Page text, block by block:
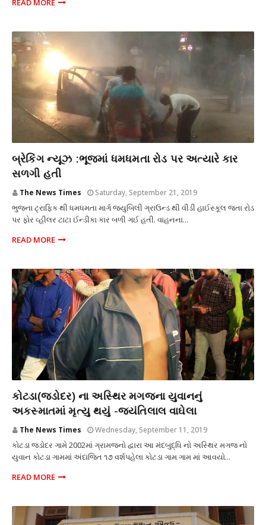
READ MORE
બ્રેકિંગ ન્યૂઝ :ભૂજમાં ધમધમતા રોડ પર અત્યારે કાર
સળગી હતી
The News Times Saturday, September 21, 2019
ભુજના ટ્રાફિક થી ધમધમતા માર્ગ જ્યુબિલી ગ્રાઉન્ડ થી વીડી હાઈસ્કૂલ જતા રોડ
પર ફોર વ્હીલર ટાટા ઈન્ડીકા કાર બળી ગઈ હતી. વાહનના...
READ MORE
કોટડા(જડોદર) ના અસ્થિર મગજના યુવાનનું
અકસ્માતમાં મૃત્યુ થયું -જયંતિલાલ વાઘેલા
The News Times Wednesday, September 11, 2019
કોટડા જડોદર ગામે 2002માં ગ્રામજનો દ્વારા આ મંદબુદ્ધિ નો અસ્થિર મગજ નો
યુવાન કોટડા ગામમાં અંદાજિત ૧૭ વર્શપહેલા કોટડા ગામ ગામ માં આવયો...
READ MORE